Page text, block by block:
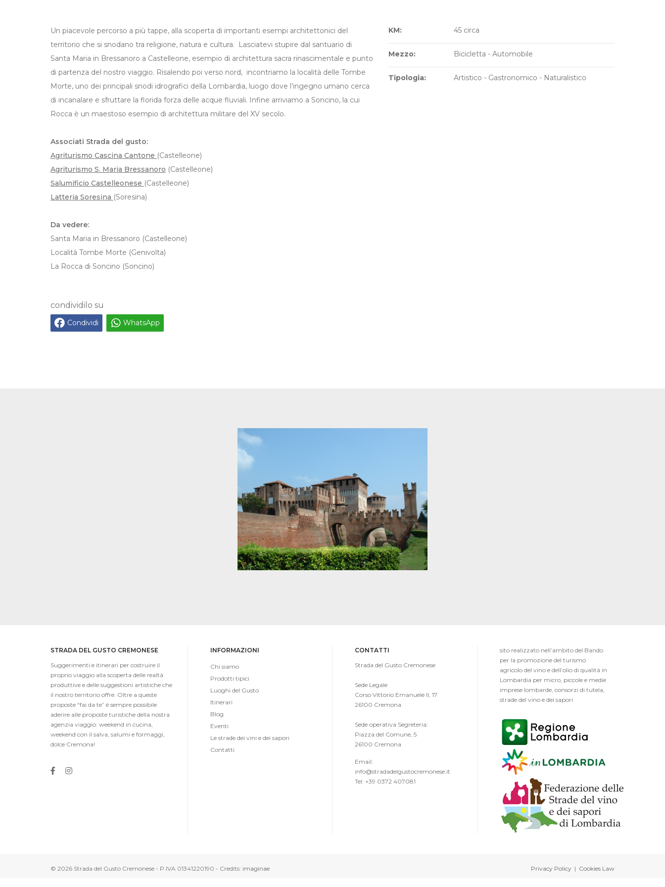
Un piacevole percorso a più tappe, alla scoperta di importanti esempi architettonici del
territorio che si snodano tra religione, natura e cultura. Lasciatevi stupire dal santuario di
Santa Maria in Bressanoro a Castelleone, esempio di architettura sacra rinascimentale e punto
di partenza del nostro viaggio. Risalendo poi verso nord, incontriamo la località delle Tombe
Morte, uno dei principali snodi idrografici della Lombardia, luogo dove l’ingegno umano cerca
di incanalare e sfruttare la florida forza delle acque fluviali. Infine arriviamo a Soncino, la cui
Rocca è un maestoso esempio di architettura militare del XV secolo.
Associati Strada del gusto:
Agriturismo Cascina Cantone (Castelleone)
Agriturismo S. Maria Bressanoro (Castelleone)
Salumificio Castelleonese (Castelleone)
Latteria Soresina (Soresina)
Da vedere:
Santa Maria in Bressanoro (Castelleone)
Località Tombe Morte (Genivolta)
La Rocca di Soncino (Soncino)
condividilo su
Condividi WhatsApp
KM: 45 circa
Mezzo: Bicicletta - Automobile
Tipologia: Artistico - Gastronomico - Naturalistico
STRADA DEL GUSTO CREMONESE
Suggerimenti e itinerari per costruire il
proprio viaggio alla scoperta delle realtà
produttive e delle suggestioni artistiche che
il nostro territorio offre. Oltre a queste
proposte “fai da te” è sempre possibile
aderire alle proposte turistiche della nostra
agenzia viaggio: weekend in cucina,
weekend con il salva, salumi e formaggi,
dolce Cremona!
INFORMAZIONI
Chi siamo
Prodotti tipici
Luoghi del Gusto
Itinerari
Blog
Eventi
Le strade dei vini e dei sapori
Contatti
CONTATTI
Strada del Gusto Cremonese
Sede Legale
Corso Vittorio Emanuele II, 17
26100 Cremona
Sede operativa Segreteria:
Piazza del Comune, 5
26100 Cremona
Email:
info@stradadelgustocremonese.it
Tel: +39 0372 407081
sito realizzato nell’ambito del Bando
per la promozione del turismo
agricolo del vino e dell’olio di qualità in
Lombardia per micro, piccole e medie
imprese lombarde, consorzi di tutela,
strade del vino e dei sapori
© 2026 Strada del Gusto Cremonese - P.IVA 01341220190 - Credits: imaginae Privacy Policy | Cookies Law